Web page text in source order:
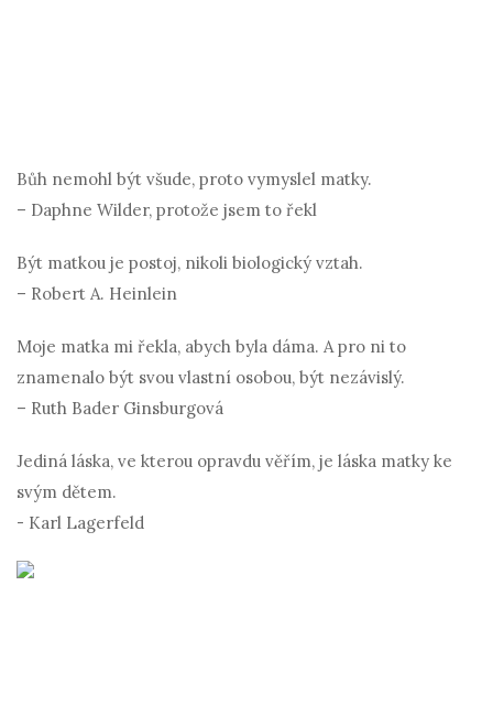
Bůh nemohl být všude, proto vymyslel matky.
– Daphne Wilder, protože jsem to řekl
Být matkou je postoj, nikoli biologický vztah.
– Robert A. Heinlein
Moje matka mi řekla, abych byla dáma. A pro ni to
znamenalo být svou vlastní osobou, být nezávislý.
– Ruth Bader Ginsburgová
Jediná láska, ve kterou opravdu věřím, je láska matky ke
svým dětem.
- Karl Lagerfeld